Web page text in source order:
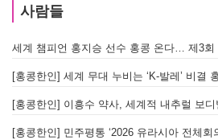
사람들